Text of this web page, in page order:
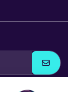
de la part de